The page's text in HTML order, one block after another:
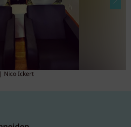
Nico Ickert